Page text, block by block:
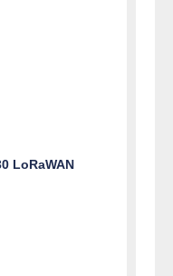
LoRaWAN